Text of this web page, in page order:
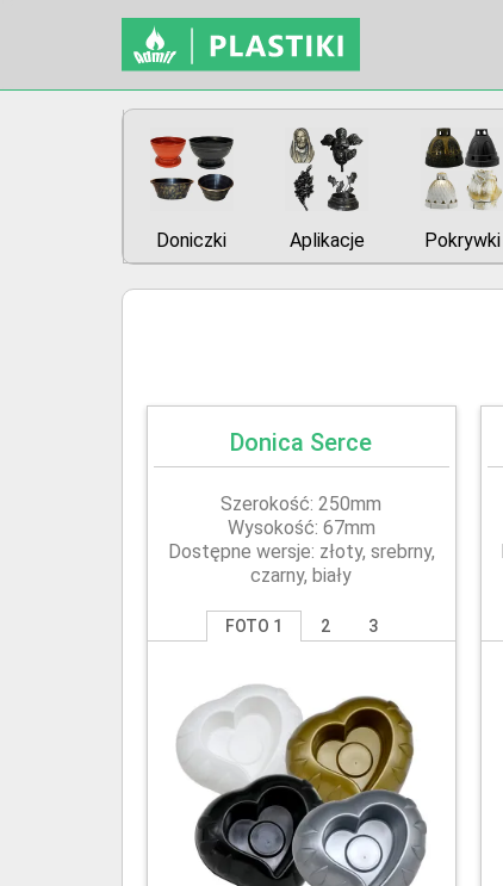
Doniczki Aplikacje Pokrywki
Donica Serce
Szerokość: 250mm
Wysokość: 67mm
Dostępne wersje: złoty, srebrny,
czarny, biały
FOTO 1 2 3